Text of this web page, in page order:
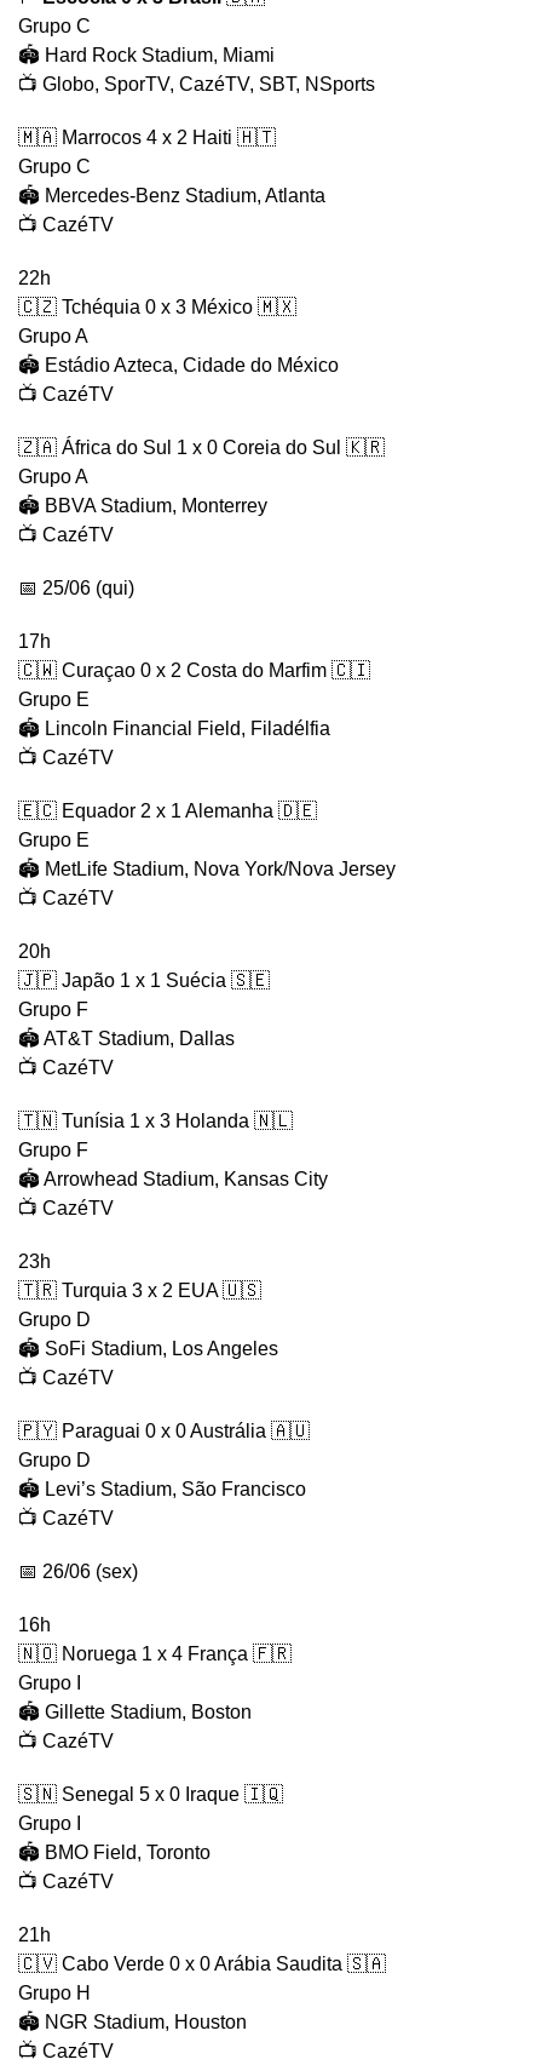
Grupo C
🏟️ Hard Rock Stadium, Miami
📺 Globo, SporTV, CazéTV, SBT, NSports
🇲🇦 Marrocos 4 x 2 Haiti 🇭🇹
Grupo C
🏟️ Mercedes-Benz Stadium, Atlanta
📺 CazéTV
22h
🇨🇿 Tchéquia 0 x 3 México 🇲🇽
Grupo A
🏟️ Estádio Azteca, Cidade do México
📺 CazéTV
🇿🇦 África do Sul 1 x 0 Coreia do Sul 🇰🇷
Grupo A
🏟️ BBVA Stadium, Monterrey
📺 CazéTV
📅 25/06 (qui)
17h
🇨🇼 Curaçao 0 x 2 Costa do Marfim 🇨🇮
Grupo E
🏟️ Lincoln Financial Field, Filadélfia
📺 CazéTV
🇪🇨 Equador 2 x 1 Alemanha 🇩🇪
Grupo E
🏟️ MetLife Stadium, Nova York/Nova Jersey
📺 CazéTV
20h
🇯🇵 Japão 1 x 1 Suécia 🇸🇪
Grupo F
🏟️ AT&T Stadium, Dallas
📺 CazéTV
🇹🇳 Tunísia 1 x 3 Holanda 🇳🇱
Grupo F
🏟️ Arrowhead Stadium, Kansas City
📺 CazéTV
23h
🇹🇷 Turquia 3 x 2 EUA 🇺🇸
Grupo D
🏟️ SoFi Stadium, Los Angeles
📺 CazéTV
🇵🇾 Paraguai 0 x 0 Austrália 🇦🇺
Grupo D
🏟️ Levi’s Stadium, São Francisco
📺 CazéTV
📅 26/06 (sex)
16h
🇳🇴 Noruega 1 x 4 França 🇫🇷
Grupo I
🏟️ Gillette Stadium, Boston
📺 CazéTV
🇸🇳 Senegal 5 x 0 Iraque 🇮🇶
Grupo I
🏟️ BMO Field, Toronto
📺 CazéTV
21h
🇨🇻 Cabo Verde 0 x 0 Arábia Saudita 🇸🇦
Grupo H
🏟️ NGR Stadium, Houston
📺 CazéTV